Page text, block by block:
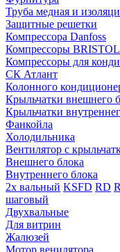
Труба медная и
Защитные решетки
Компрессора Danfoss
Компрессоры
Компрессоры для
СК Атлант
Колонного
Крыльчатки внешнего
Крыльчатки
Фанкойла
Холодильника
Вентилятор с
Внешнего блока
Внутреннего блока
2х вальный KSFD RD
шаговый
Двухвальные
Для витрин
Жалюзей
Мотор венилятора